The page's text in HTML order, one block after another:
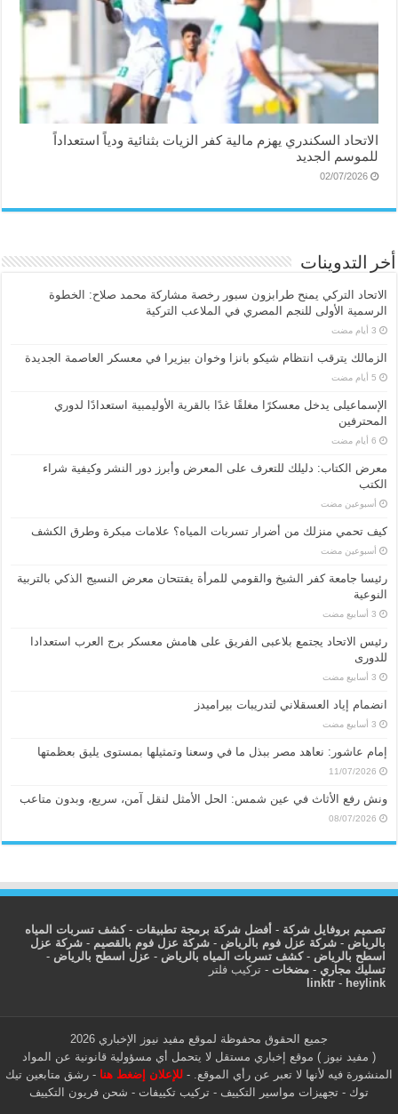
الاتحاد السكندري يهزم مالية كفر الزيات بثنائية ودياً استعداداً
للموسم الجديد
02/07/2026
أخر التدوينات
الاتحاد التركي يمنح طرابزون سبور رخصة مشاركة محمد صلاح: الخطوة
الرسمية الأولى للنجم المصري في الملاعب التركية
الزمالك يترقب انتظام شيكو بانزا وخوان بيزيرا في معسكر العاصمة الجديدة
الإسماعیلی یدخل معسكرًا مغلقًا غدًا بالقرية الأوليمبية استعدادًا لدوري
المحترفين
معرض الكتاب: دليلك للتعرف على المعرض وأبرز دور النشر وكيفية شراء
الكتب
‏أسبوعين مضت
كيف تحمي منزلك من أضرار تسربات المياه؟ علامات مبكرة وطرق الكشف
‏أسبوعين مضت
رئيسا جامعة كفر الشيخ والقومي للمرأة يفتتحان معرض النسيج الذكي بالتربية
النوعية
رئيس الاتحاد يجتمع بلاعبى الفريق على هامش معسكر برج العرب استعدادا
للدورى
انضمام إياد العسقلاني لتدريبات بيراميدز
إمام عاشور: نعاهد مصر ببذل ما في وسعنا وتمثيلها بمستوى يليق بعظمتها
11/07/2026
ونش رفع الأثاث في عين شمس: الحل الأمثل لنقل آمن، سريع، وبدون متاعب
08/07/2026
تصميم بروفايل شركة -أفضل شركة برمجة تطبيقات -كشف تسربات المياه
بالرياض -شركة عزل فوم بالرياض -شركة عزل فوم بالقصيم -شركة عزل
اسطح بالرياض -كشف تسربات المياه بالرياض - عزل اسطح بالرياض -
تسليك مجاري -مضخات -تركيب فلتر
linktr- heylink
جميع الحقوق محفوظة لموقع مفيد نيوز الإخباري 2026
( مفيد نيوز ) موقع إخباري مستقل لا يتحمل أي مسؤولية قانونية عن المواد
المنشورة فيه لأنها لا تعبر عن رأي الموقع. - للإعلان إضغط هنا - رشق متابعين تيك
توك - تجهيزات مواسير التكييف - تركيب تكييفات - شحن فريون التكييف